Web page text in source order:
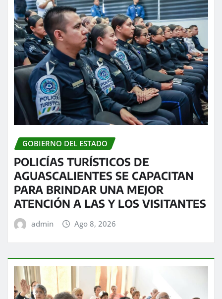
GOBIERNO DEL ESTADO
POLICÍAS TURÍSTICOS DE
AGUASCALIENTES SE CAPACITAN
PARA BRINDAR UNA MEJOR
ATENCIÓN A LAS Y LOS VISITANTES
admin Ago 8, 2026